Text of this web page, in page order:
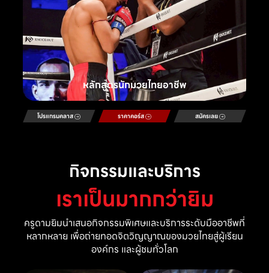
หลักสูตรนักมวยไทยอาชีพ
โปรแกรมคลาส ราคาคอร์ส สมัครเลย
กิจกรรมและบริการ
เราเป็นมากกว่ายิม
ครูดามยิมนำเสนอกิจกรรมพิเศษและบริการระดับมืออาชีพที่
หลากหลาย เพื่อถ่ายทอดจิตวิญญาณของมวยไทยสู่ผู้เรียน
องค์กร และผู้ชมทั่วโลก